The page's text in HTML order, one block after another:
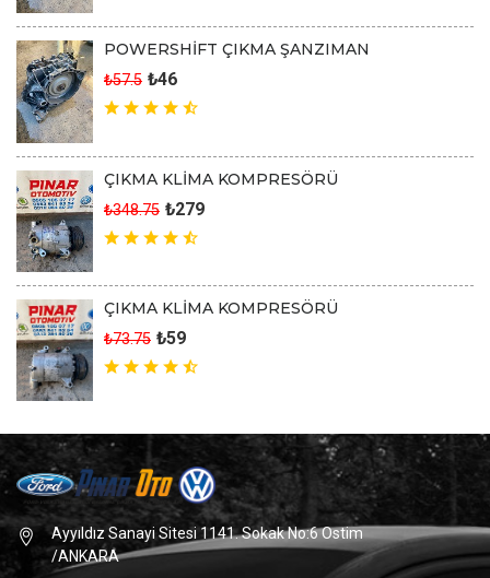
POWERSHİFT ÇIKMA ŞANZIMAN
₺57.5 ₺46
ÇIKMA KLİMA KOMPRESÖRÜ
₺348.75 ₺279
ÇIKMA KLİMA KOMPRESÖRÜ
₺73.75 ₺59
Ayyıldız Sanayi Sitesi 1141. Sokak No:6 Ostim
/ANKARA